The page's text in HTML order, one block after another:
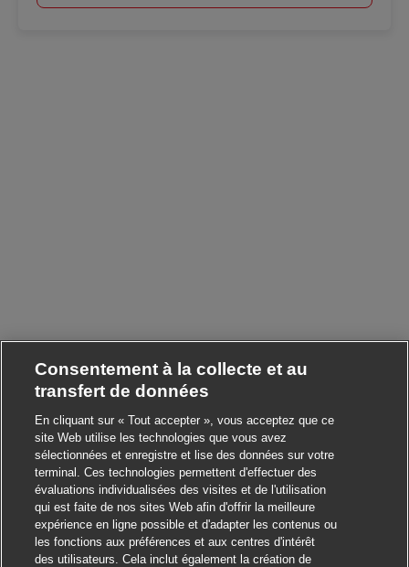
Consentement à la collecte et au
transfert de données
En cliquant sur « Tout accepter », vous acceptez que ce
site Web utilise les technologies que vous avez
sélectionnées et enregistre et lise des données sur votre
terminal. Ces technologies permettent d'effectuer des
évaluations individualisées des visites et de l'utilisation
qui est faite de nos sites Web afin d'offrir la meilleure
expérience en ligne possible et d'adapter les contenus ou
les fonctions aux préférences et aux centres d'intérêt
des utilisateurs. Cela inclut également la création de